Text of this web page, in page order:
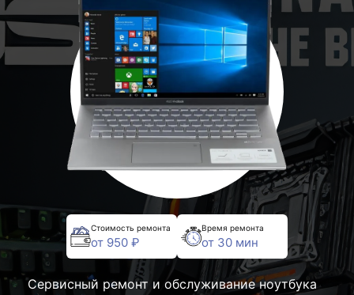
Стоимость ремонта
от 950 ₽
Время ремонта
от 30 мин
Сервисный ремонт и обслуживание ноутбука